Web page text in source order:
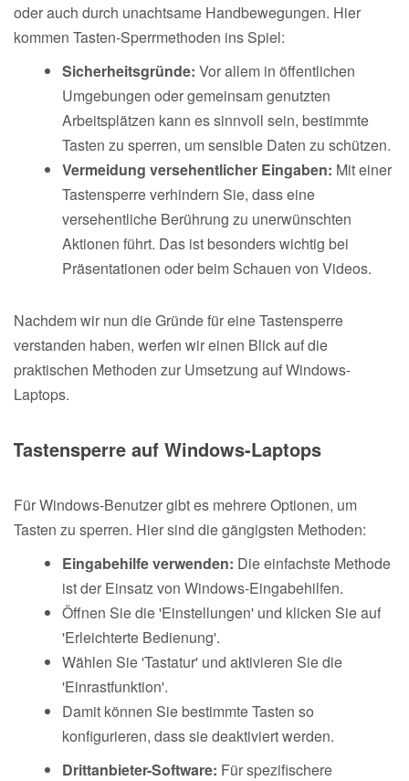
oder auch durch unachtsame Handbewegungen. Hier
kommen Tasten-Sperrmethoden ins Spiel:
Sicherheitsgründe: Vor allem in öffentlichen
Umgebungen oder gemeinsam genutzten
Arbeitsplätzen kann es sinnvoll sein, bestimmte
Tasten zu sperren, um sensible Daten zu schützen.
Vermeidung versehentlicher Eingaben: Mit einer
Tastensperre verhindern Sie, dass eine
versehentliche Berührung zu unerwünschten
Aktionen führt. Das ist besonders wichtig bei
Präsentationen oder beim Schauen von Videos.
Nachdem wir nun die Gründe für eine Tastensperre
verstanden haben, werfen wir einen Blick auf die
praktischen Methoden zur Umsetzung auf Windows-
Laptops.
Tastensperre auf Windows-Laptops
Für Windows-Benutzer gibt es mehrere Optionen, um
Tasten zu sperren. Hier sind die gängigsten Methoden:
Eingabehilfe verwenden: Die einfachste Methode
ist der Einsatz von Windows-Eingabehilfen.
Öffnen Sie die 'Einstellungen' und klicken Sie auf
'Erleichterte Bedienung'.
Wählen Sie 'Tastatur' und aktivieren Sie die
'Einrastfunktion'.
Damit können Sie bestimmte Tasten so
konfigurieren, dass sie deaktiviert werden.
Drittanbieter-Software: Für spezifischere